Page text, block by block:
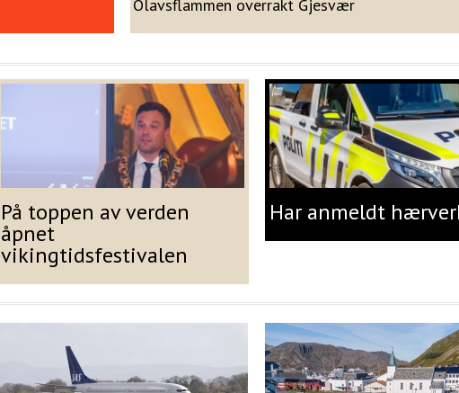
Olavsflammen overrakt Gjesvær
På toppen av verden
åpnet
vikingtidsfestivalen
Har anmeldt